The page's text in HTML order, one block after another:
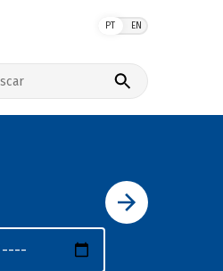
PT EN
no site